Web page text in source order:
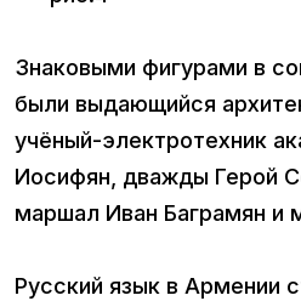
Знаковыми фигурами в
были выдающийся
учёный-электротехник
Иосифян, дважды Герой
маршал Иван Баграмян и
Русский язык в Армении